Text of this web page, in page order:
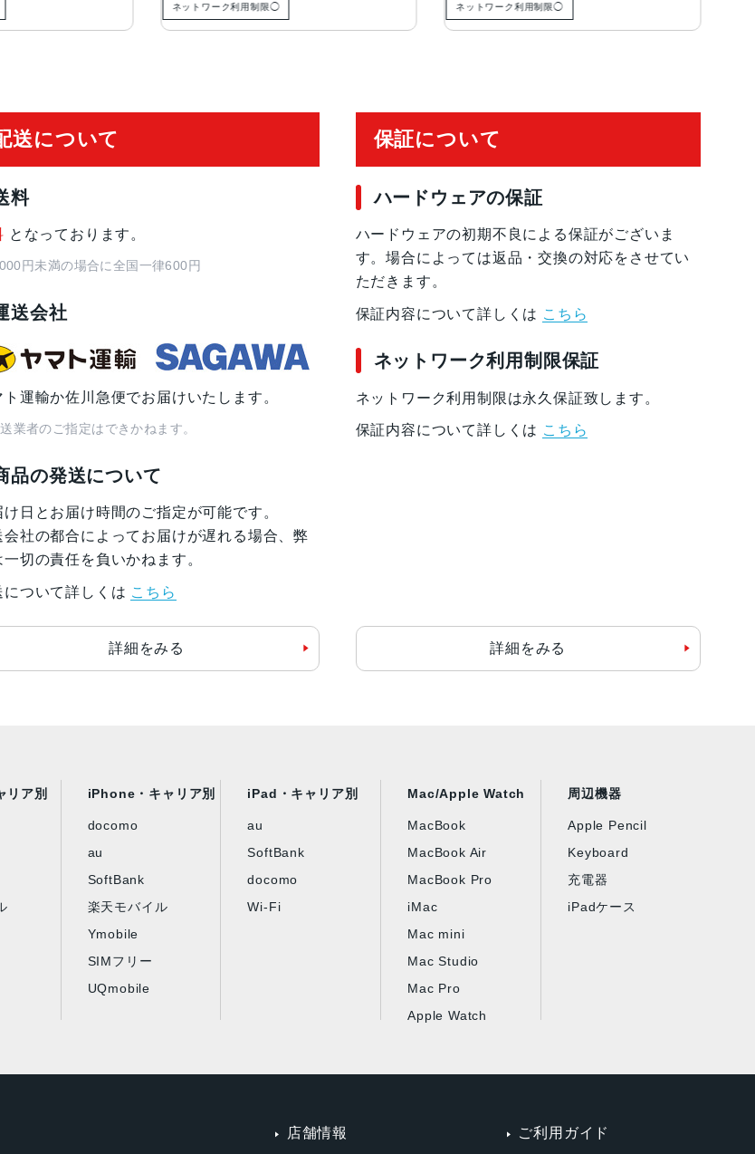
デュアルレンズ
耐指紋撥油コーティング, 防塵, 防水, 防滴
顔認証
サー
ジャイロセンサー, デジタルコンパス, 加速度計, 周囲光センサー, 気圧センサー, 近
ット数 シングルSIM+eSIM
ラ解像度 1,200万画素
ネットワーク利用制限◯ ネットワーク利用制限◯
送について
料
となっております。
円未満の場合に全国一律600円
送会社
ト運輸か佐川急便でお届けいたします。
業者のご指定はできかねます。
品の発送について
け日とお届け時間のご指定が可能です。
会社の都合によってお届けが遅れる場合、弊
一切の責任を負いかねます。
について詳しくは こちら
詳細をみる
保証について
ハードウェアの保証
ハードウェアの初期不良による保証がございま
す。場合によっては返品・交換の対応をさせてい
ただきます。
保証内容について詳しくは こちら
ネットワーク利用制限保証
ネットワーク利用制限は永久保証致します。
保証内容について詳しくは こちら
詳細をみる
リア別 iPhone・キャリア別
docomo
au
SoftBank
楽天モバイル
Ymobile
SIMフリー
UQmobile
iPad・キャリア別
au
SoftBank
docomo
Wi-Fi
Mac/Apple Watch
MacBook
MacBook Air
MacBook Pro
iMac
Mac mini
Mac Studio
Mac Pro
Apple Watch
周辺機器
Apple Pencil
Keyboard
充電器
iPadケース
店舗情報 ご利用ガイド